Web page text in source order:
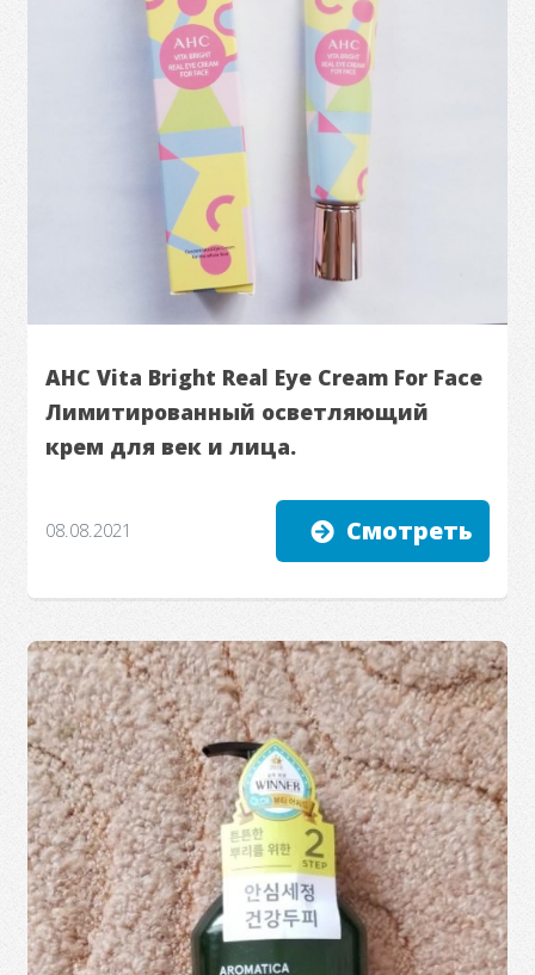
AHC Vita Bright Real Eye Cream For Face
Лимитированный осветляющий
крем для век и лица.
08.08.2021 Смотреть